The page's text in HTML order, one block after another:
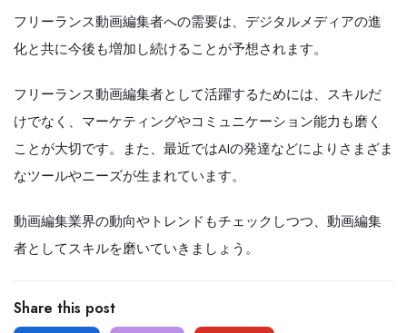
フリーランス動画編集者への需要は、デジタルメディアの進
化と共に今後も増加し続けることが予想されます。
フリーランス動画編集者として活躍するためには、スキルだ
けでなく、マーケティングやコミュニケーション能力も磨く
ことが大切です。また、最近ではAIの発達などによりさまざま
なツールやニーズが生まれています。
動画編集業界の動向やトレンドもチェックしつつ、動画編集
者としてスキルを磨いていきましょう。
Share this post